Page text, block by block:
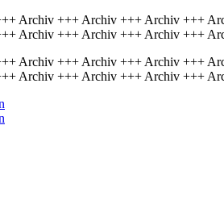
Archiv +++ Archiv +++ Archiv +++
Archiv +++ Archiv +++ Archiv +++
Archiv +++ Archiv +++ Archiv +++
Archiv +++ Archiv +++ Archiv +++